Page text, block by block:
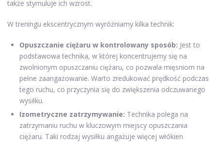
także stymuluje ich wzrost.
W treningu ekscentrycznym wyróżniamy kilka technik:
Opuszczanie ciężaru w kontrolowany sposób: Jest to
podstawowa technika, w której koncentrujemy się na
zwolnionym opuszczaniu ciężaru, co pozwala mięsniom na
pełne zaangażowanie. Warto zredukować prędkość podczas
tego ruchu, co przyczynia się do zwiększenia odczuwanego
wysiłku.
Izometryczne zatrzymywanie: Technika polega na
zatrzymaniu ruchu w kluczowym miejscy opuszczania
ciężaru. Taki rodzaj wysiłku angażuje więcej włókien